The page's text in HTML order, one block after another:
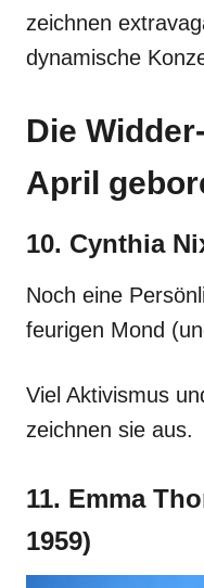
zeichnen
dynamische
Die
April
10. Cynthia
Noch eine
feurigen Mond
Viel Aktivismus
zeichnen sie aus.
11. Emma
1959)